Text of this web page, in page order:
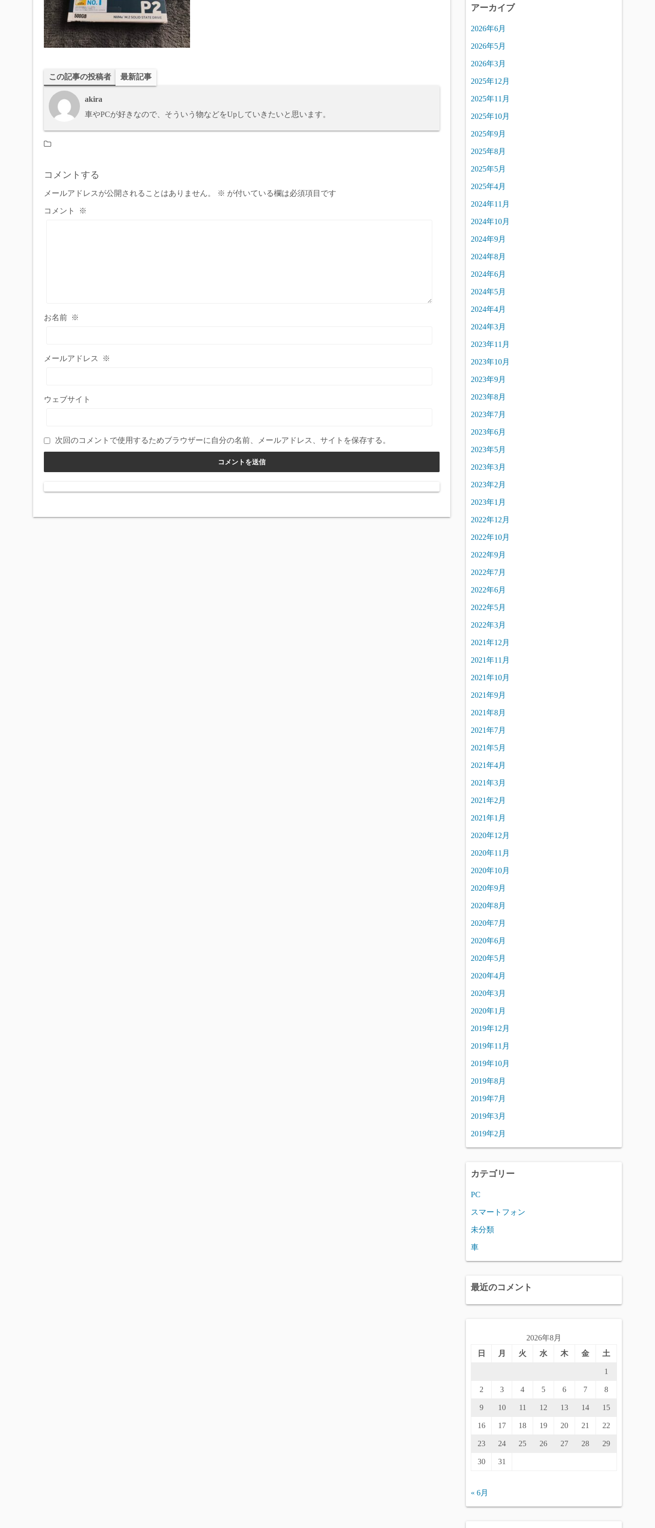
この記事の投稿者 最新記事
akira
車やPCが好きなので、そういう物などをUpしていきたいと思います。
コメントする
メールアドレスが公開されることはありません。 ※ が付いている欄は必須項目です
コメント ※
お名前 ※
メールアドレス ※
ウェブサイト
次回のコメントで使用するためブラウザーに自分の名前、メールアドレス、サイトを保存する。
アーカイブ
2026年6月
2026年5月
2026年3月
2025年12月
2025年11月
2025年10月
2025年9月
2025年8月
2025年5月
2025年4月
2024年11月
2024年10月
2024年9月
2024年8月
2024年6月
2024年5月
2024年4月
2024年3月
2023年11月
2023年10月
2023年9月
2023年8月
2023年7月
2023年6月
2023年5月
2023年3月
2023年2月
2023年1月
2022年12月
2022年10月
2022年9月
2022年7月
2022年6月
2022年5月
2022年3月
2021年12月
2021年11月
2021年10月
2021年9月
2021年8月
2021年7月
2021年5月
2021年4月
2021年3月
2021年2月
2021年1月
2020年12月
2020年11月
2020年10月
2020年9月
2020年8月
2020年7月
2020年6月
2020年5月
2020年4月
2020年3月
2020年1月
2019年12月
2019年11月
2019年10月
2019年8月
2019年7月
2019年3月
2019年2月
カテゴリー
PC
スマートフォン
未分類
車
最近のコメント
2026年8月
日
月 火 水 木 金 土
1
2 3 4 5 6 7 8
9 10 11 12 13 14 15
16 17 18 19 20 21 22
23 24 25 26 27 28 29
30 31
« 6月